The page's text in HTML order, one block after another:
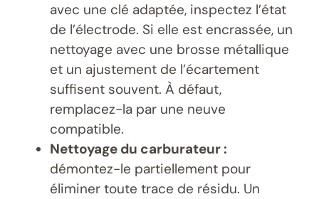
avec une clé adaptée, inspectez l’état
de l’électrode. Si elle est encrassée, un
nettoyage avec une brosse métallique
et un ajustement de l’écartement
suffisent souvent. À défaut,
remplacez-la par une neuve
compatible.
Nettoyage du carburateur :
démontez-le partiellement pour
éliminer toute trace de résidu. Un